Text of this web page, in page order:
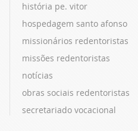
história pe. vitor
hospedagem santo afonso
missionários redentoristas
missões redentoristas
notícias
obras sociais redentoristas
secretariado vocacional